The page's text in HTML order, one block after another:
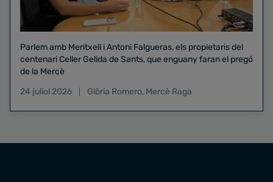
Parlem amb Meritxell i Antoni Falgueras, els propietaris del
centenari Celler Gelida de Sants, que enguany faran el pregó
de la Mercè
24 juliol 2026
Glòria Romero, Mercè Raga